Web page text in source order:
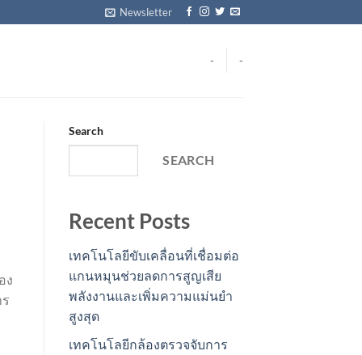
Newsletter
- -
ง
Search
SEARCH
Recent Posts
เทคโนโลยีขับเคลื่อนที่เชื่อมต่อ
แกนหมุนช่วยลดการสูญเสีย
พลังงานและเพิ่มความแม่นยำ
สูงสุด
เทคโนโลยีกล้องตรวจจับการ